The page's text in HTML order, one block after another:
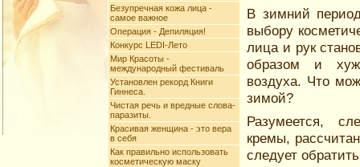
Безупречная кожа лица -
самое важное
Операция - Депиляция!
Конкурс LEDI-Лето
Мир Красоты -
международный фестиваль
Установлен рекорд Книги
Гиннеса.
Чистая речь и вредные слова-
паразиты.
Красивая женщина - это вера
в себя
Как правильно использовать
косметическую маску
В зимний
выбору
лица и рук
образом и
воздуха. Что
зимой?
Разумеется,
кремы,
следует